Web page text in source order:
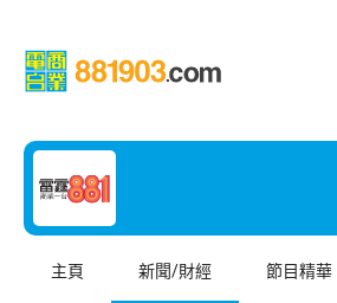
主頁 新聞/財經 節目精華